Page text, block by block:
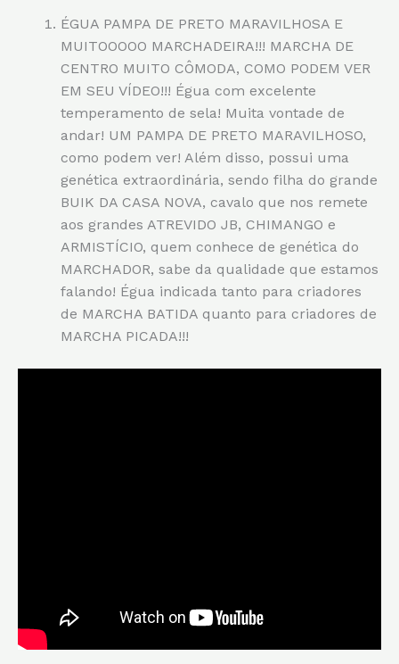
ÉGUA PAMPA DE PRETO MARAVILHOSA E
MUITOOOOO MARCHADEIRA!!! MARCHA DE
CENTRO MUITO CÔMODA, COMO PODEM VER
EM SEU VÍDEO!!! Égua com excelente
temperamento de sela! Muita vontade de
andar! UM PAMPA DE PRETO MARAVILHOSO,
como podem ver! Além disso, possui uma
genética extraordinária, sendo filha do grande
BUIK DA CASA NOVA, cavalo que nos remete
aos grandes ATREVIDO JB, CHIMANGO e
ARMISTÍCIO, quem conhece de genética do
MARCHADOR, sabe da qualidade que estamos
falando! Égua indicada tanto para criadores
de MARCHA BATIDA quanto para criadores de
MARCHA PICADA!!!